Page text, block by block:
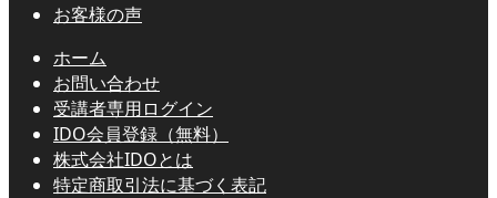
お客様の声
ホーム
お問い合わせ
受講者専用ログイン
IDO会員登録（無料）
株式会社IDOとは
特定商取引法に基づく表記